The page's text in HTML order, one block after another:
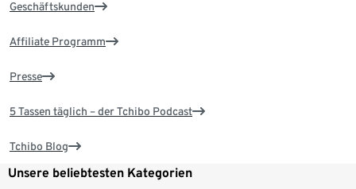
Geschäftskunden
Affiliate Programm
Presse
5 Tassen täglich – der Tchibo Podcast
Tchibo Blog
Unsere beliebtesten Kategorien